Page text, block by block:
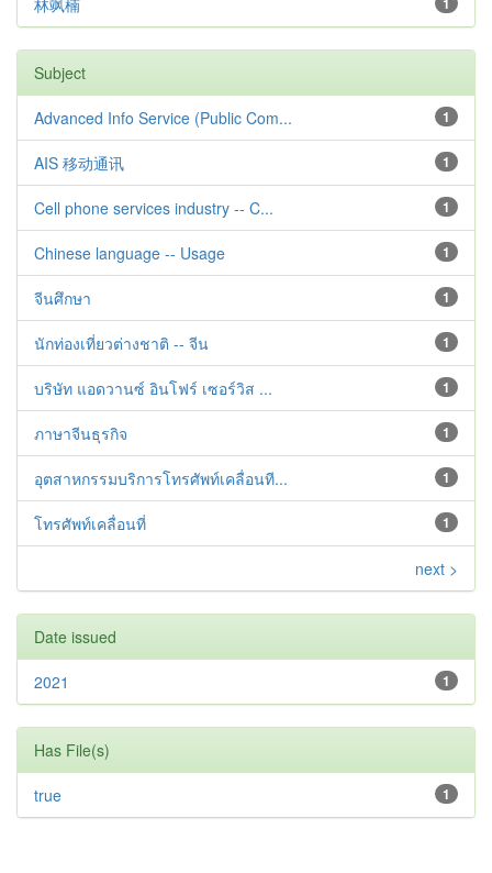
林飒楠
Subject
1
Advanced Info Service (Public Com...
1
AIS 移动通讯
1
Cell phone services industry -- C...
1
Chinese language -- Usage
1
จีนศึกษา
1
นักท่องเที่ยวต่างชาติ -- จีน
1
บริษัท แอดวานซ์ อินโฟร์ เซอร์วิส ...
1
ภาษาจีนธุรกิจ
1
อุตสาหกรรมบริการโทรศัพท์เคลื่อนที...
1
โทรศัพท์เคลื่อนที่
next >
Date issued
1
2021
Has File(s)
1
true